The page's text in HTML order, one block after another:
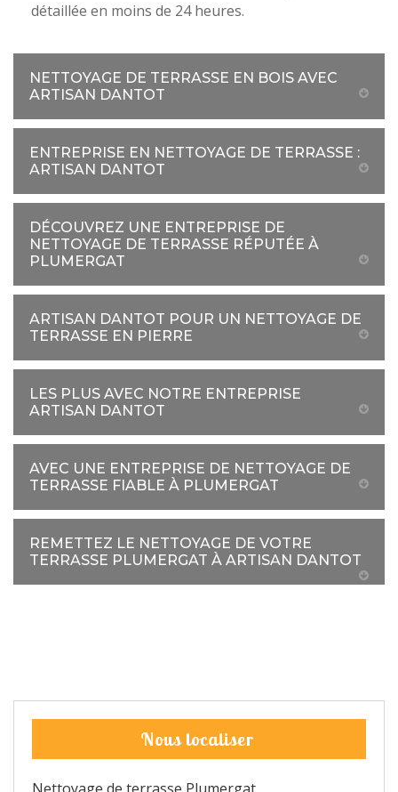
détaillée en moins de 24 heures.
NETTOYAGE DE TERRASSE EN BOIS AVEC
ARTISAN DANTOT
ENTREPRISE EN NETTOYAGE DE TERRASSE :
ARTISAN DANTOT
DÉCOUVREZ UNE ENTREPRISE DE
NETTOYAGE DE TERRASSE RÉPUTÉE À
PLUMERGAT
ARTISAN DANTOT POUR UN NETTOYAGE DE
TERRASSE EN PIERRE
LES PLUS AVEC NOTRE ENTREPRISE
ARTISAN DANTOT
AVEC UNE ENTREPRISE DE NETTOYAGE DE
TERRASSE FIABLE À PLUMERGAT
REMETTEZ LE NETTOYAGE DE VOTRE
TERRASSE PLUMERGAT À ARTISAN DANTOT
Nous localiser